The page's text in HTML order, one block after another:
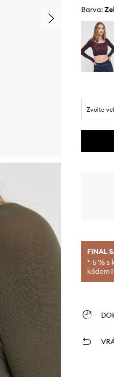
Barva:
Zvolte
FINAL
*-5 % s
kódem